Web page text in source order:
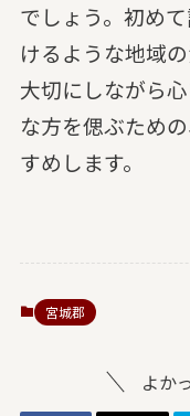
でしょう。初め
けるような地域
大切にしながら
な方を偲ぶため
すめします。
宮城郡
よか